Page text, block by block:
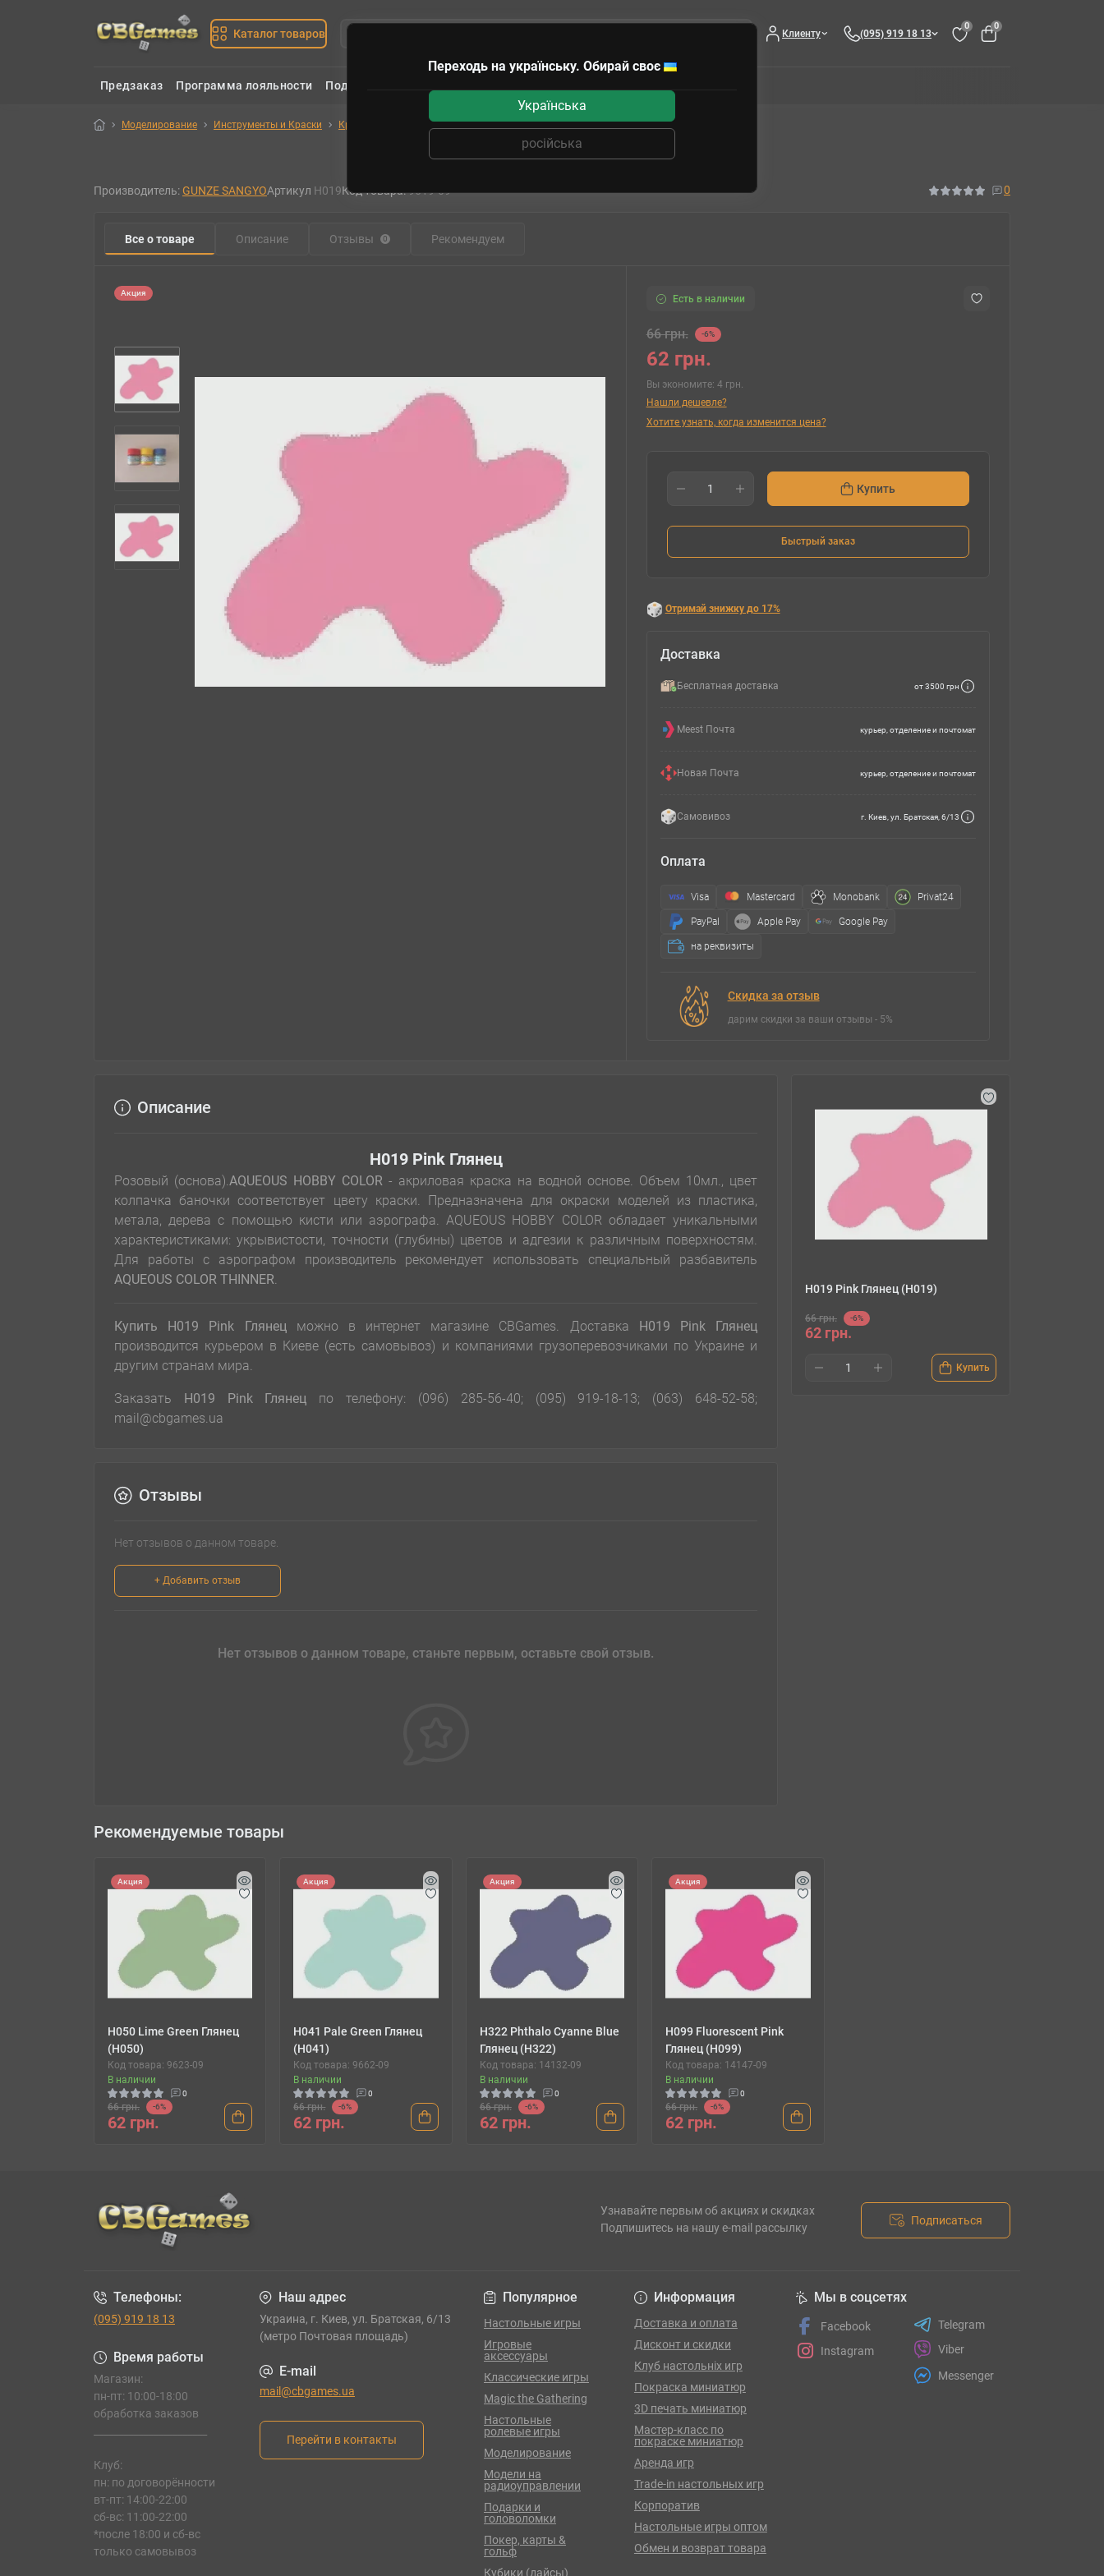
Каталог товаров Клиенту (095) 919 18 13
0 0
Предзаказ Программа лояльности Подарочные сертификаты
Моделирование Инструменты и Краски Краска водорастворимая H019 Pink Глянец (H019)
H019 Pink Глянец (H019)
Производитель: GUNZE SANGYOАртикул H019Код товара:9619-09 0
Все о товаре Описание Отзывы 0 Рекомендуем
Акция Есть в наличии
66 грн. -6%
62 грн.
Вы экономите: 4 грн.
Нашли дешевле?
Хотите узнать, когда изменится цена?
Купить
Быстрый заказ
Отримай знижку до 17%
Доставка
Бесплатная доставка от 3500 грн
Meest Почта курьер, отделение и почтомат
Новая Почта курьер, отделение и почтомат
Самовивоз г. Киев, ул. Братская, 6/13
Оплата
Visa Mastercard Monobank Privat24
PayPal Apple Pay Google Pay
на реквизиты
Скидка за отзыв
дарим скидки за ваши отзывы - 5%
H019 Pink Глянец (H019)
66 грн. -6%
62 грн.
Купить
Описание
H019 Pink Глянец
Розовый (основа).AQUEOUS HOBBY COLOR - акриловая краска на водной основе. Объем 10мл., цвет
колпачка баночки соответствует цвету краски. Предназначена для окраски моделей из пластика,
метала, дерева с помощью кисти или аэрографа. AQUEOUS HOBBY COLOR обладает уникальными
характеристиками: укрывистости, точности (глубины) цветов и адгезии к различным поверхностям.
Для работы с аэрографом производитель рекомендует использовать специальный разбавитель
AQUEOUS COLOR THINNER.
Купить H019 Pink Глянецможно в интернет магазине CBGames. Доставка
H019 Pink Глянец
производится курьером в Киеве (есть самовывоз) и компаниями грузоперевозчиками по Украине и
другим странам мира.
Заказать H019 Pink Глянец по телефону: (096) 285-56-40; (095) 919-18-13; (063) 648-52-58;
mail@cbgames.ua
Отзывы
Нет отзывов о данном товаре.
+ Добавить отзыв
Нет отзывов о данном товаре, станьте первым, оставьте свой отзыв.
Рекомендуемые товары
Акция
H050 Lime Green Глянец
(H050)
Код товара: 9623-09
В наличии
0
66 грн. -6%
62 грн.
Акция
H041 Pale Green Глянец
(H041)
Код товара: 9662-09
В наличии
0
66 грн. -6%
62 грн.
Акция
H322 Phthalo Cyanne Blue
Глянец (H322)
Код товара: 14132-09
В наличии
0
66 грн. -6%
62 грн.
Акция
H099 Fluorescent Pink
Глянец (H099)
Код товара: 14147-09
В наличии
0
66 грн. -6%
62 грн.
Узнавайте первым об акциях и скидках
Подпишитесь на нашу e-mail рассылку
Подписаться
Телефоны:
(095) 919 18 13
Время работы
Магазин:
пн-пт: 10:00-18:00
обработка заказов
Клуб:
пн: по договорённости
вт-пт: 14:00-22:00
сб-вс: 11:00-22:00
*после 18:00 и сб-вс
только самовывоз
Наш адрес
Украина, г. Киев, ул. Братская, 6/13
(метро Почтовая площадь)
E-mail
mail@cbgames.ua
Перейти в контакты
Популярное
Настольные игры
Игровые
аксессуары
Классические игры
Magic the Gathering
Настольные
ролевые игры
Моделирование
Модели на
радиоуправлении
Подарки и
головоломки
Покер, карты &
гольф
Кубики (дайсы)
Информация
Доставка и оплата
Дисконт и скидки
Клуб настольніх игр
Покраска миниатюр
3D печать миниатюр
Мастер-класс по
покраске миниатюр
Аренда игр
Trade-in настольных игр
Корпоратив
Настольные игры оптом
Обмен и возврат товара
Мы в соцсетях
Facebook
Instagram
Telegram
Viber
Messenger
Переходь на українську. Обирай своє
Українська
російська